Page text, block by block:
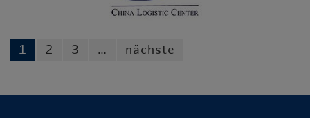
1 2 3 … nächste